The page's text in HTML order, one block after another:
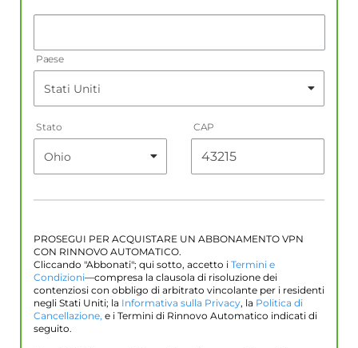
Paese
Stato CAP
PROSEGUI PER ACQUISTARE UN ABBONAMENTO VPN
CON RINNOVO AUTOMATICO.
Cliccando "Abbonati"; qui sotto, accetto i Termini e
Condizioni—compresa la clausola di risoluzione dei
contenziosi con obbligo di arbitrato vincolante per i residenti
negli Stati Uniti; la Informativa sulla Privacy, la Politica di
Cancellazione, e i Termini di Rinnovo Automatico indicati di
seguito.